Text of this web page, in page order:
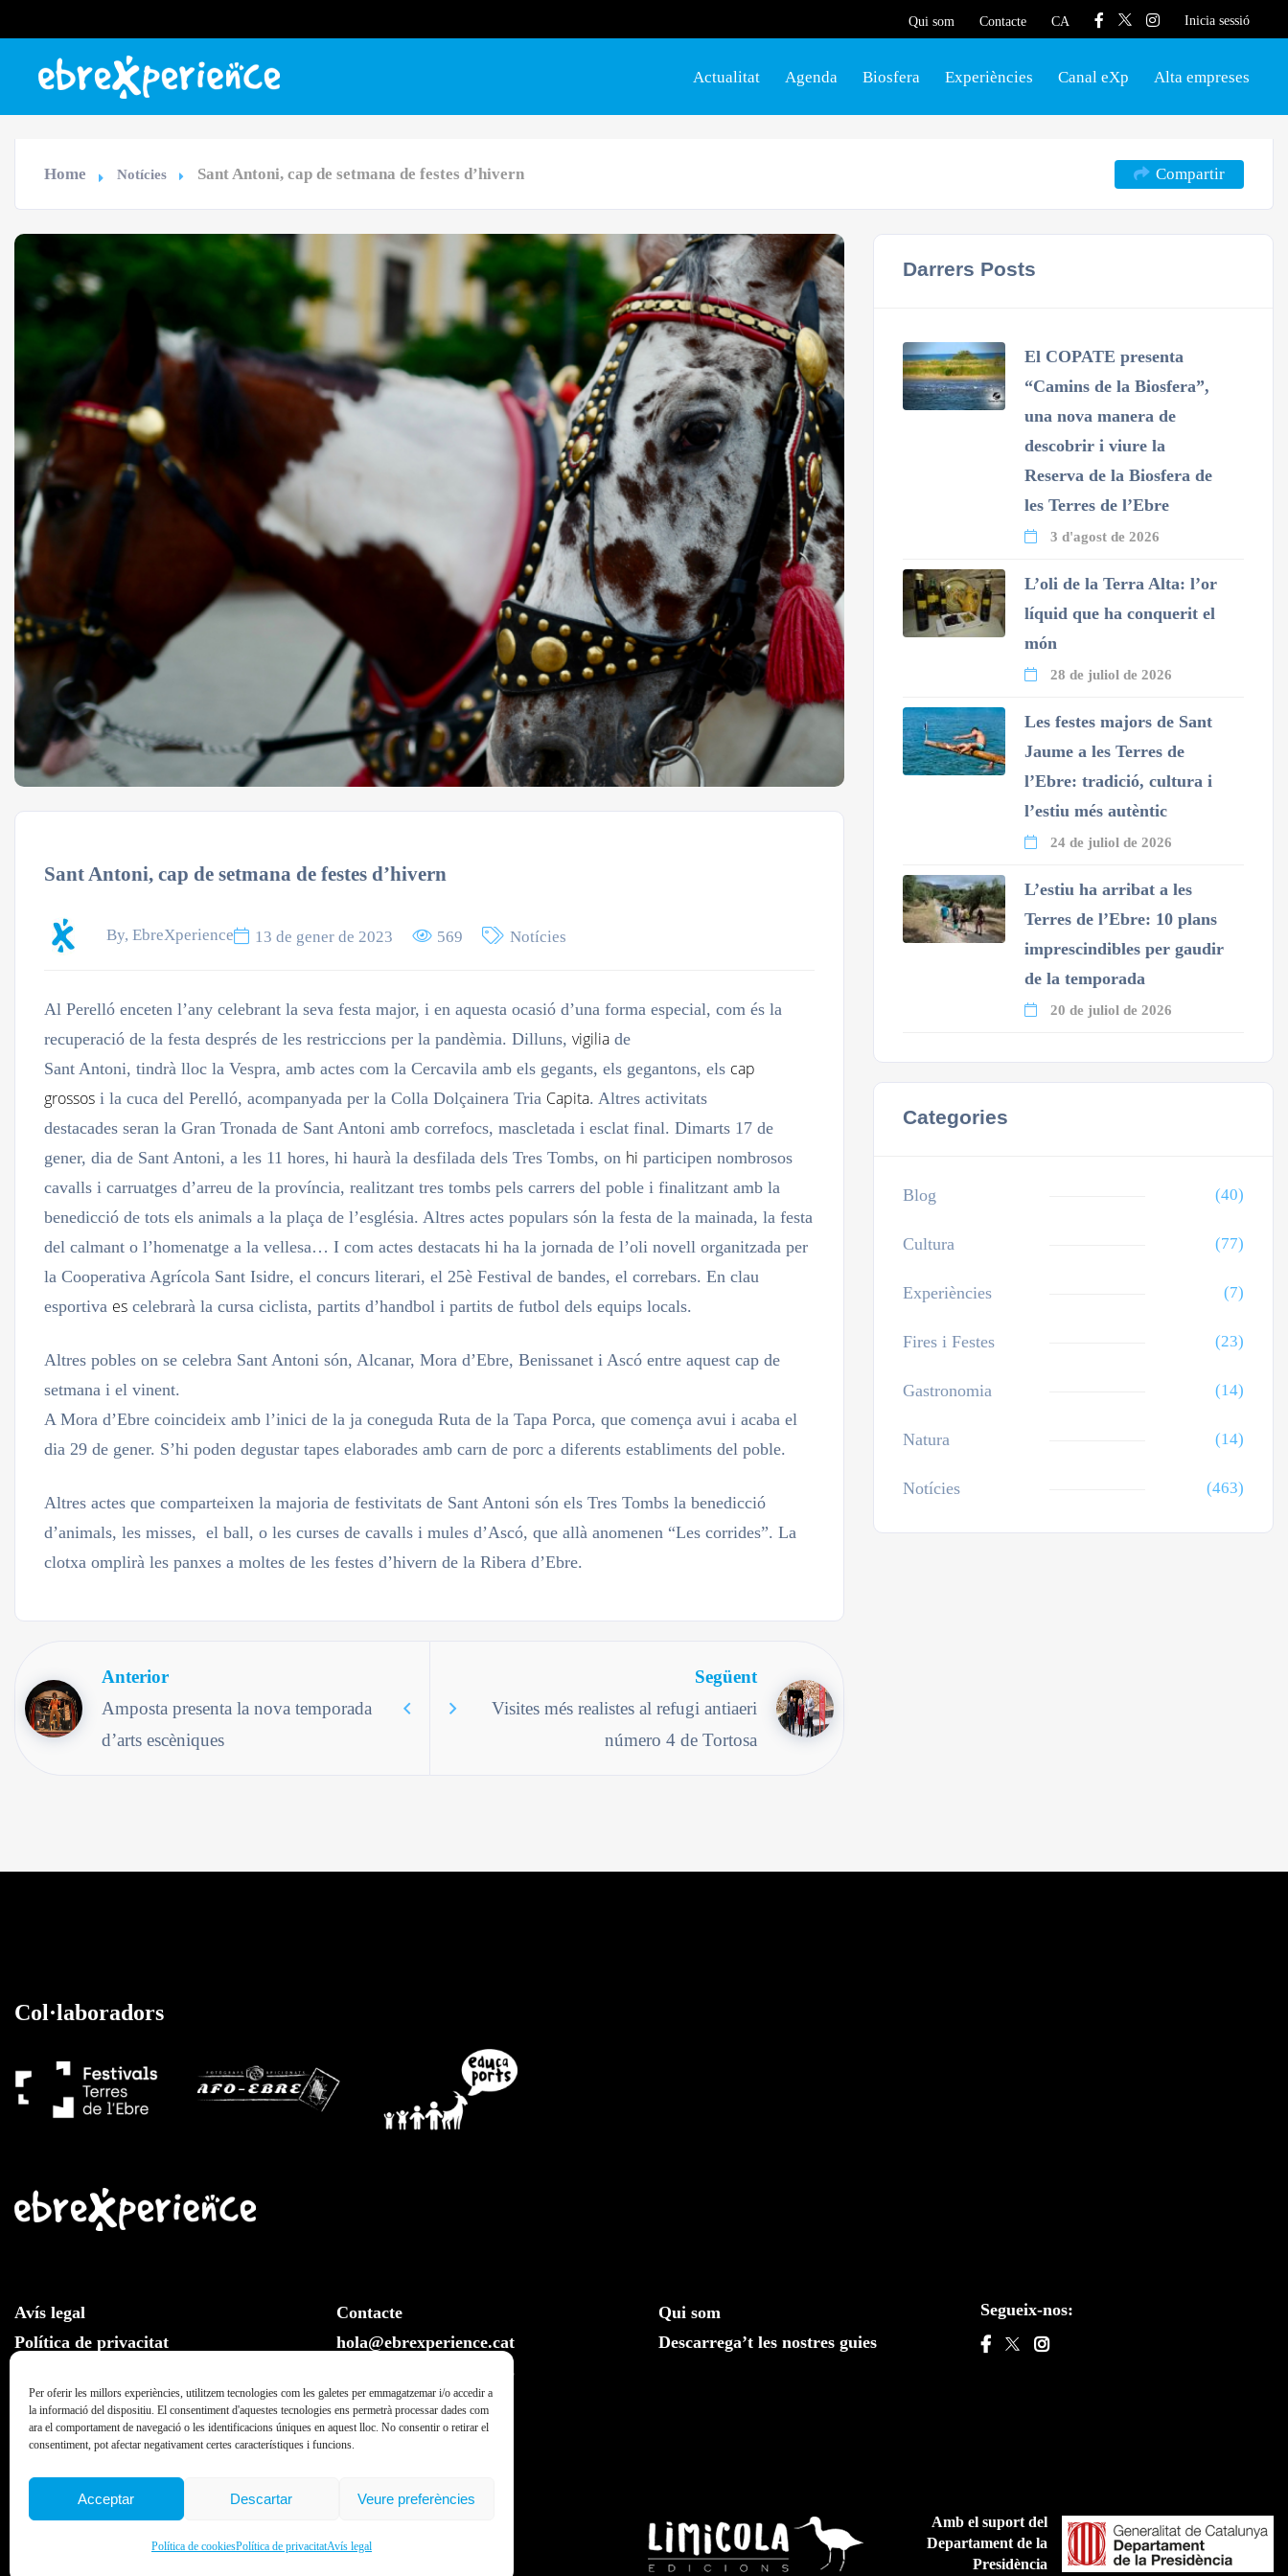
Per oferir les millors experiències, utilitzem tecnologies com les galetes per emmagatzemar i/o accedir a
la informació del dispositiu. El consentiment d'aquestes tecnologies ens permetrà processar dades com
ara el comportament de navegació o les identificacions úniques en aquest lloc. No consentir o retirar el
consentiment, pot afectar negativament certes característiques i funcions.
Acceptar Descartar Veure preferències
Política de cookiesPolítica de privacitatAvís legal
Qui som Contacte CA Inicia sessió
Actualitat Agenda Biosfera Experiències Canal eXp Alta empreses
Home Notícies Sant Antoni, cap de setmana de festes d’hivern Compartir
Sant Antoni, cap de setmana de festes d’hivern
By, EbreXperience 13 de gener de 2023 569 Notícies
Al Perelló enceten l’any celebrant la seva festa major, i en aquesta ocasió d’una forma especial, com és la
recuperació de la festa després de les restriccions per la pandèmia. Dilluns, vigilia de
Sant Antoni, tindrà lloc la Vespra, amb actes com la Cercavila amb els gegants, els gegantons, els cap
grossos i la cuca del Perelló, acompanyada per la Colla Dolçainera Tria Capita. Altres activitats
destacades seran la Gran Tronada de Sant Antoni amb correfocs, mascletada i esclat final. Dimarts 17 de
gener, dia de Sant Antoni, a les 11 hores, hi haurà la desfilada dels Tres Tombs, on hi participen nombrosos
cavalls i carruatges d’arreu de la província, realitzant tres tombs pels carrers del poble i finalitzant amb la
benedicció de tots els animals a la plaça de l’església. Altres actes populars són la festa de la mainada, la festa
del calmant o l’homenatge a la vellesa… I com actes destacats hi ha la jornada de l’oli novell organitzada per
la Cooperativa Agrícola Sant Isidre, el concurs literari, el 25è Festival de bandes, el correbars. En clau
esportiva es celebrarà la cursa ciclista, partits d’handbol i partits de futbol dels equips locals.
Altres pobles on se celebra Sant Antoni són, Alcanar, Mora d’Ebre, Benissanet i Ascó entre aquest cap de
setmana i el vinent.
A Mora d’Ebre coincideix amb l’inici de la ja coneguda Ruta de la Tapa Porca, que comença avui i acaba el
dia 29 de gener. S’hi poden degustar tapes elaborades amb carn de porc a diferents establiments del poble.
Altres actes que comparteixen la majoria de festivitats de Sant Antoni són els Tres Tombs la benedicció
d’animals, les misses, el ball, o les curses de cavalls i mules d’Ascó, que allà anomenen “Les corrides”. La
clotxa omplirà les panxes a moltes de les festes d’hivern de la Ribera d’Ebre.
Anterior
Amposta presenta la nova temporada
d’arts escèniques
Següent
Visites més realistes al refugi antiaeri
número 4 de Tortosa
Darrers Posts
El COPATE presenta
“Camins de la Biosfera”,
una nova manera de
descobrir i viure la
Reserva de la Biosfera de
les Terres de l’Ebre
3 d'agost de 2026
L’oli de la Terra Alta: l’or
líquid que ha conquerit el
món
28 de juliol de 2026
Les festes majors de Sant
Jaume a les Terres de
l’Ebre: tradició, cultura i
l’estiu més autèntic
24 de juliol de 2026
L’estiu ha arribat a les
Terres de l’Ebre: 10 plans
imprescindibles per gaudir
de la temporada
20 de juliol de 2026
Categories
Blog (40)
Cultura (77)
Experiències (7)
Fires i Festes (23)
Gastronomia (14)
Natura (14)
Notícies (463)
Col·laboradors
Avís legal
Política de privacitat
Contacte
hola@ebrexperience.cat
610 20 33 25
Qui som
Descarrega’t les nostres guies
Segueix-nos:
Ebrexperience © 2019. All rights reserved 2023.
Amb el suport del
Departament de la
Presidència